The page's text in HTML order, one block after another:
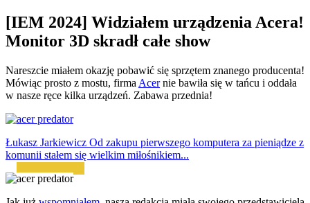
[IEM 2024] Widziałem urządzenia Acera!
Monitor 3D skradł całe show
Nareszcie miałem okazję pobawić się sprzętem znanego producenta!
Mówiąc prosto z mostu, firma Acernie bawiła się w tańcu i oddała
w nasze ręce kilka urządzeń. Zabawa przednia!
Łukasz Jarkiewicz Od zakupu pierwszego komputera za pieniądze z
komunii stałem się wielkim miłośnikiem...